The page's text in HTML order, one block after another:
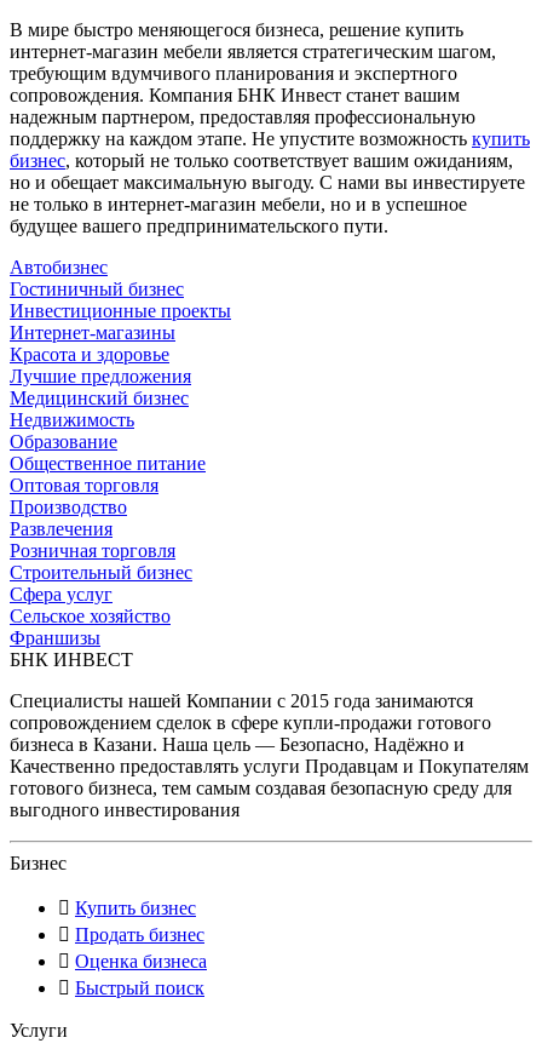
В мире быстро меняющегося бизнеса, решение купить
интернет-магазин мебели является стратегическим шагом,
требующим вдумчивого планирования и экспертного
сопровождения. Компания БНК Инвест станет вашим
надежным партнером, предоставляя профессиональную
поддержку на каждом этапе. Не упустите возможность купить
бизнес, который не только соответствует вашим ожиданиям,
но и обещает максимальную выгоду. С нами вы инвестируете
не только в интернет-магазин мебели, но и в успешное
будущее вашего предпринимательского пути.
Автобизнес
Гостиничный бизнес
Инвестиционные проекты
Интернет-магазины
Красота и здоровье
Лучшие предложения
Медицинский бизнес
Недвижимость
Образование
Общественное питание
Оптовая торговля
Производство
Развлечения
Розничная торговля
Строительный бизнес
Сфера услуг
Сельское хозяйство
Франшизы
БНК ИНВЕСТ
Специалисты нашей Компании с 2015 года занимаются
сопровождением сделок в сфере купли-продажи готового
бизнеса в Казани. Наша цель — Безопасно, Надёжно и
Качественно предоставлять услуги Продавцам и Покупателям
готового бизнеса, тем самым создавая безопасную среду для
выгодного инвестирования
Бизнес
Купить бизнес
Продать бизнес
Оценка бизнеса
Быстрый поиск
Услуги